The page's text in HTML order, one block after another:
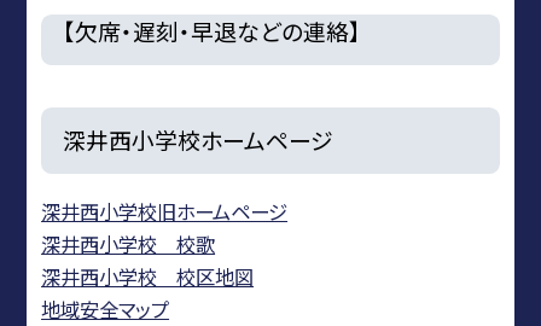
【欠席・遅刻・早退などの連絡】
深井西小学校ホームページ
深井西小学校旧ホームページ
深井西小学校 校歌
深井西小学校 校区地図
地域安全マップ